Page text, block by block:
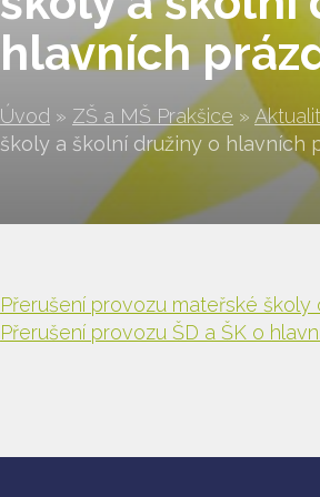
hlavních
Úvod » ZŠ a MŠ Prakšice »
školy a školní družiny o hlavních
Přerušení provozu mateřské školy
Přerušení provozu ŠD a ŠK o